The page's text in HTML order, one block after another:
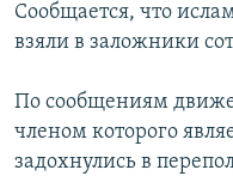
Сообщается, что
взяли в заложники
По сообщениям
членом которого
задохнулись в